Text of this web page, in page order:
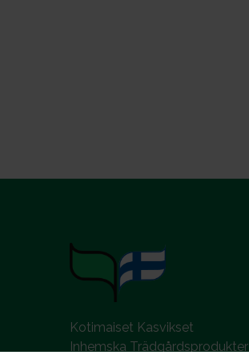
Kotimaiset Kasvikset
Inhemska Trädgårdsprodukter